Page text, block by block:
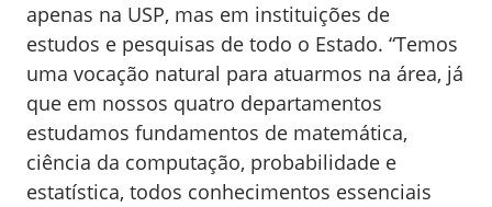
apenas na USP, mas em instituições de
estudos e pesquisas de todo o Estado. “Temos
uma vocação natural para atuarmos na área, já
que em nossos quatro departamentos
estudamos fundamentos de matemática,
ciência da computação, probabilidade e
estatística, todos conhecimentos essenciais